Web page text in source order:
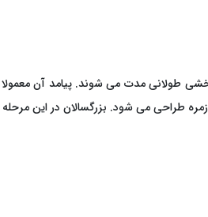
طولانی ‌مدت می ‌شوند. پیامد آن
طراحی می ‌شود. بزرگسالان در این مرحله